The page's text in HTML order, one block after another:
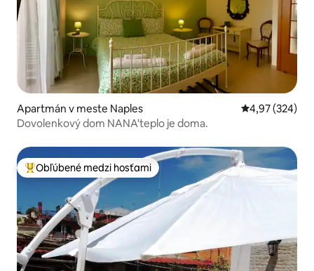
Apartmán v meste Naples Priemerné
4,97 (324)
Dovolenkový dom NANA'teplo je doma.
Najobľúbenejšie medzi hosťami
Obľúbené medzi hosťami